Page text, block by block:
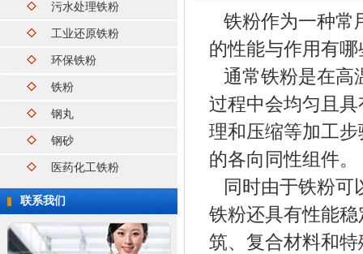
污水处理铁粉
工业还原铁粉
环保铁粉
铁粉
钢丸
钢砂
医药化工铁粉
联系我们
铁粉作为一种常
的性能与作用有
通常铁粉是在高
过程中会均匀且
理和压缩等加工
的各向同性组件。
同时由于铁粉可
铁粉还具有性能
筑、复合材料和